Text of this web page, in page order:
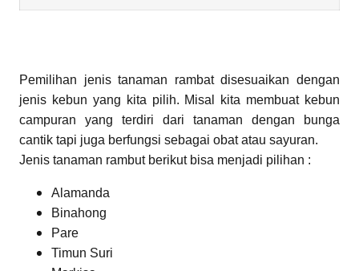
Pemilihan jenis tanaman rambat disesuaikan dengan
jenis kebun yang kita pilih. Misal kita membuat kebun
campuran yang terdiri dari tanaman dengan bunga
cantik tapi juga berfungsi sebagai obat atau sayuran.
Jenis tanaman rambut berikut bisa menjadi pilihan :
Alamanda
Binahong
Pare
Timun Suri